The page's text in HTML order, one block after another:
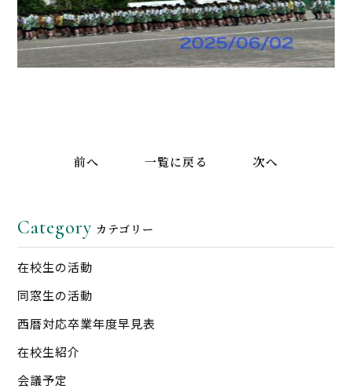
前へ 一覧に戻る 次へ
Category カテゴリー
在校生の活動
同窓生の活動
西暦対応卒業年度早見表
在校生紹介
会議予定